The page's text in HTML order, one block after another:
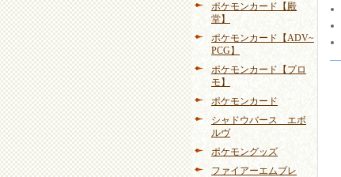
ポケモンカード【殿
堂】
ポケモンカード【ADV~
PCG】
ポケモンカード【プロ
モ】
ポケモンカード
シャドウバース エボ
ルヴ
ポケモングッズ
ファイアーエムブレ